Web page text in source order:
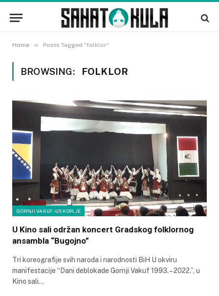
Home » Posts Tagged "folklor"
BROWSING: FOLKLOR
GORNJI VAKUF-USKOPLJE
U Kino sali održan koncert Gradskog folklornog
ansambla “Bugojno”
Tri koreografije svih naroda i narodnosti BiH U okviru
manifestacije “Dani deblokade Gornji Vakuf 1993. – 2022.”, u
Kino sali…